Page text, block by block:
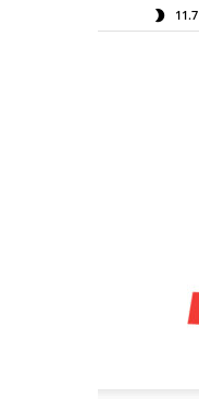
11.7